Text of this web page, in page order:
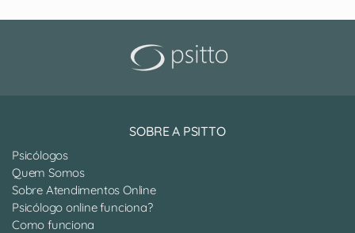
SOBRE A PSITTO
Psicólogos
Quem Somos
Sobre Atendimentos Online
Psicólogo online funciona?
Como funciona